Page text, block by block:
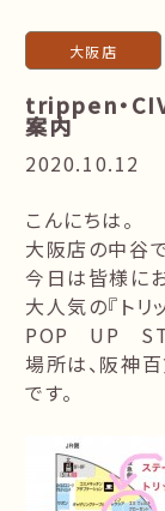
大阪店
trippen・
案内
2020.10.12
こんにちは。
大阪店の中谷で
今日は皆様に
大人気の『トリ
POP UP
場所は、阪神
です。